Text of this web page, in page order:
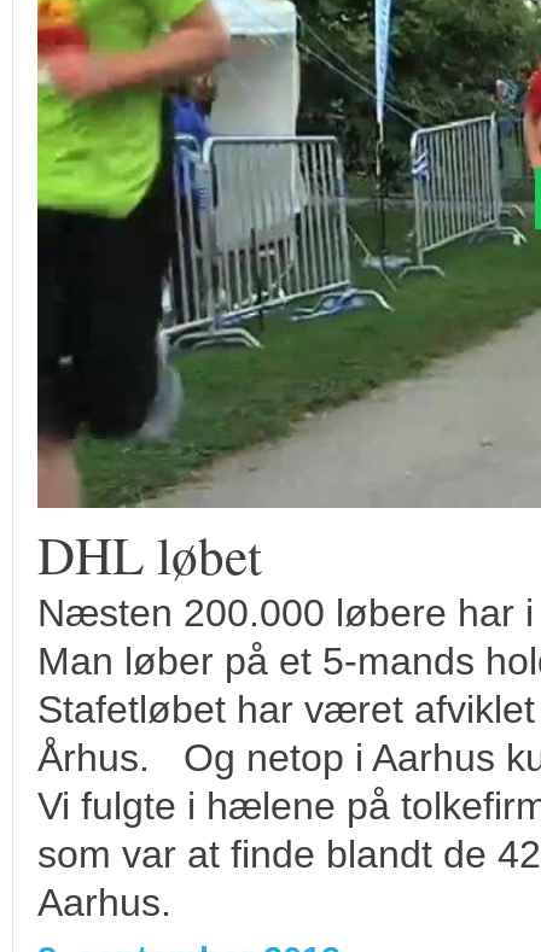
DHL løbet
Næsten 200.000 løbere har
Man løber på et 5-mands
Stafetløbet har været
Århus. Og netop i Aarhus
Vi fulgte i hælene på
som var at finde blandt de
Aarhus.